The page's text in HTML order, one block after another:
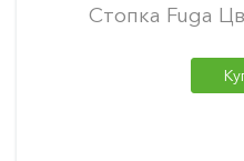
Стопка Fuga